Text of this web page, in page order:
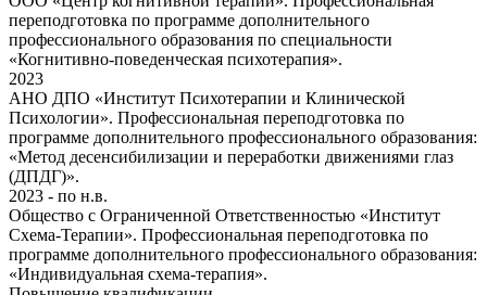
переподготовка по программе дополнительного
профессионального образования по специальности
«Когнитивно-поведенческая психотерапия».
2023
АНО ДПО «Институт Психотерапии и Клинической
Психологии». Профессиональная переподготовка по
программе дополнительного профессионального образования:
«Метод десенсибилизации и переработки движениями глаз
(ДПДГ)».
2023 - по н.в.
Общество с Ограниченной Ответственностью «Институт
Схема-Терапии». Профессиональная переподготовка по
программе дополнительного профессионального образования:
«Индивидуальная схема-терапия».